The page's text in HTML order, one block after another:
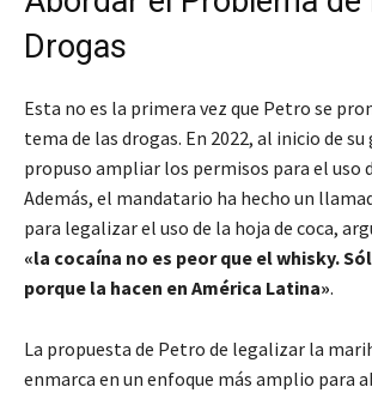
Drogas
Esta no es la primera vez que Petro se
tema de las drogas. En 2022, al inicio de
propuso ampliar los permisos para el uso
Además, el mandatario ha hecho un
para legalizar el uso de la hoja de coca,
«la cocaína no es peor que el whisky.
porque la hacen en América Latina».
La propuesta de Petro de legalizar la
enmarca en un enfoque más amplio para